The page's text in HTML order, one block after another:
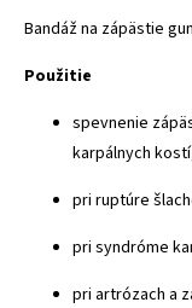
Bandáž na zápästie
Použitie
spevnenie
karpálnych
pri ruptúre
pri syndróme
pri artrózach a